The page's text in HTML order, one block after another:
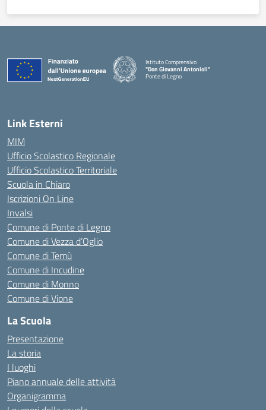
Istituto Comprensivo
"Don Giovanni Antonioli"
Ponte di Legno
— Visita la pagina iniziale della scuola
Link Esterni
MIM
Ufficio Scolastico Regionale
Ufficio Scolastico Territoriale
Scuola in Chiaro
Iscrizioni On Line
Invalsi
Comune di Ponte di Legno
Comune di Vezza d’Oglio
Comune di Temù
Comune di Incudine
Comune di Monno
Comune di Vione
La Scuola
Presentazione
La storia
I luoghi
Piano annuale delle attività
Organigramma